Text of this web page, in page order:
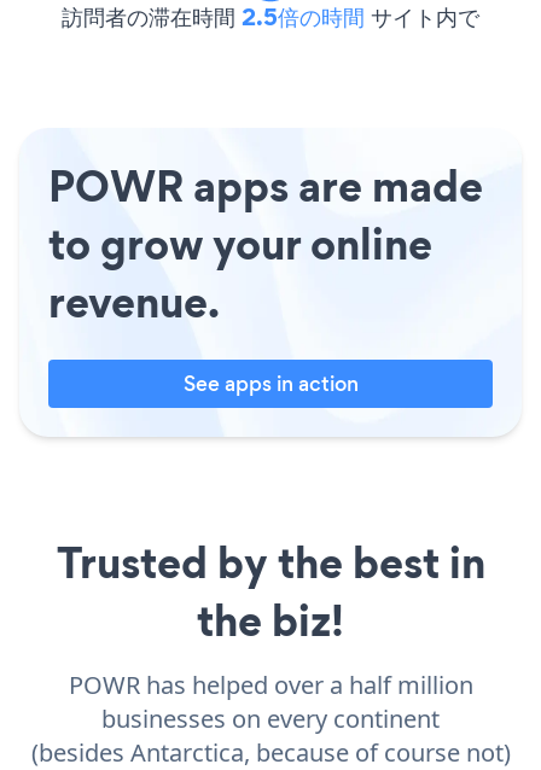
訪問者の滞在時間 2.5倍の時間 サイト内で
POWR apps are made
to grow your online
revenue.
See apps in action
Trusted by the best in
the biz!
POWR has helped over a half million
businesses on every continent
(besides Antarctica, because of course not)